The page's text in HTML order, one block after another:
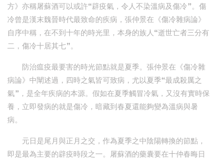
方》亦稱屠蘇酒可以或許“辟疫氣，令人不染溫病及傷冷”。傷
冷曾是漢末魏晉時代最致命的疾病，張仲景在《傷冷雜病論》
自序中稱，在不到十年的時光里，本身的族人“逝世亡者三分有
二，傷冷十居其七”。
防治瘟疫最要害的時光節點就是夏季。張仲景在《傷冷雜
病論》中闡述過，四時之氣皆可致病，尤以夏季“最成殺厲之
氣”，是全年疾病的本源。假如在夏季觸冒冷氣，又沒有實時保
養，立即發病的就是傷冷，暗藏到春夏還能夠變為溫病與暑
病。
元日是尾月與正月之交，作為夏季之中陰陽轉換的節點，
即是最為主要的辟疫時段之一。屠蘇酒的藥囊要在十仲春晦日